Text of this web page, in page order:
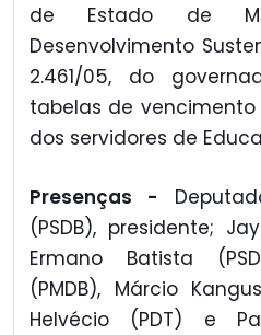
de Estado de
Desenvolvimento
2.461/05, do
tabelas de
dos servidores de
Presenças -
(PSDB), presidente;
Ermano Batista
(PMDB), Márcio
Helvécio (PDT) e